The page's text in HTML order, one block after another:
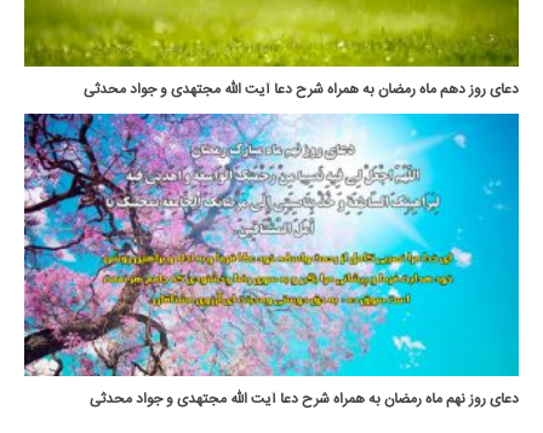
دعای روز دهم ماه رمضان به همراه شرح دعا آیت الله مجتهدی و جواد محدثی
دعای روز نهم ماه رمضان به همراه شرح دعا آیت الله مجتهدی و جواد محدثی